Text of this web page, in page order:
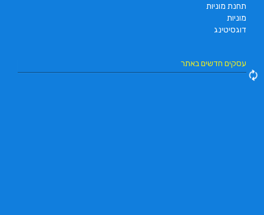
תחנת מוניות
מוניות
דוגסיטינג
עסקים חדשים באתר